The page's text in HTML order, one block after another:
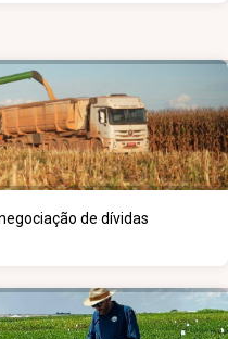
de dívidas